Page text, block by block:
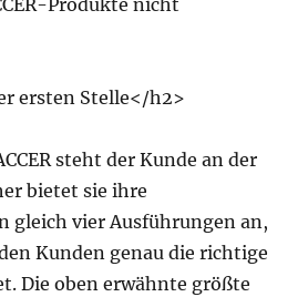
Produkte nicht
ersten Stelle</h2>
steht der Kunde an der
bietet sie ihre
gleich vier Ausführungen an,
Kunden genau die richtige
Die oben erwähnte größte